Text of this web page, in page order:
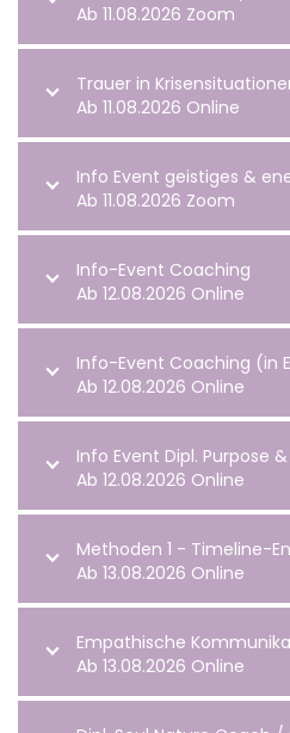
Ab 11.08.2026 Zoom
Trauer in
Ab 11.08.2026 Online
Info Event geistiges &
Ab 11.08.2026 Zoom
Info-Event Coaching
Ab 12.08.2026 Online
Info-Event Coaching (in
Ab 12.08.2026 Online
Info Event Dipl. Purpose
Ab 12.08.2026 Online
Methoden 1 - Timeline-
Ab 13.08.2026 Online
Empathische
Ab 13.08.2026 Online